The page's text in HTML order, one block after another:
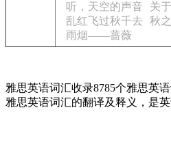
听，天空的声音
关
乱红飞过秋千去 秋
雨烟——蔷薇
雅思英语词汇收录8785个雅思英
雅思英语词汇的翻译及释义，是英